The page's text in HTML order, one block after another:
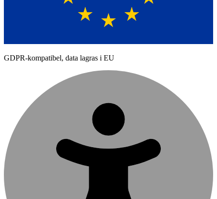
GDPR-kompatibel, data lagras i EU